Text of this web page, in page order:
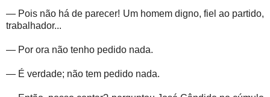
— Pois não há de parecer! Um homem digno, fiel ao partido,
trabalhador...
— Por ora não tenho pedido nada.
— É verdade; não tem pedido nada.